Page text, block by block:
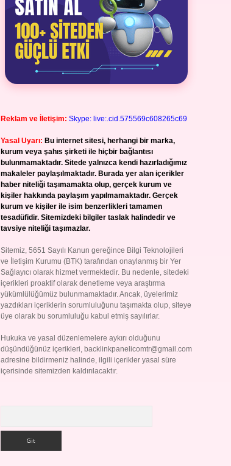
Reklam ve İletişim: Skype: live:.cid.575569c608265c69
Yasal Uyarı: Bu internet sitesi, herhangi bir marka,
kurum veya şahıs şirketi ile hiçbir bağlantısı
bulunmamaktadır. Sitede yalnızca kendi hazırladığımız
makaleler paylaşılmaktadır. Burada yer alan içerikler
haber niteliği taşımamakta olup, gerçek kurum ve
kişiler hakkında paylaşım yapılmamaktadır. Gerçek
kurum ve kişiler ile isim benzerlikleri tamamen
tesadüfidir. Sitemizdeki bilgiler taslak halindedir ve
tavsiye niteliği taşımazlar.
Sitemiz, 5651 Sayılı Kanun gereğince Bilgi Teknolojileri
ve İletişim Kurumu (BTK) tarafından onaylanmış bir Yer
Sağlayıcı olarak hizmet vermektedir. Bu nedenle, sitedeki
içerikleri proaktif olarak denetleme veya araştırma
yükümlülüğümüz bulunmamaktadır. Ancak, üyelerimiz
yazdıkları içeriklerin sorumluluğunu taşımakta olup, siteye
üye olarak bu sorumluluğu kabul etmiş sayılırlar.
Hukuka ve yasal düzenlemelere aykırı olduğunu
düşündüğünüz içerikleri, backlinkpanelicomtr@gmail.com
adresine bildirmeniz halinde, ilgili içerikler yasal süre
içerisinde sitemizden kaldırılacaktır.